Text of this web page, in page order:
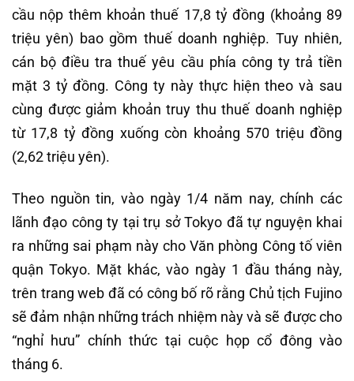
cầu nộp thêm khoản thuế 17,8 tỷ đồng (khoảng 89
triệu yên) bao gồm thuế doanh nghiệp. Tuy nhiên,
cán bộ điều tra thuế yêu cầu phía công ty trả tiền
mặt 3 tỷ đồng. Công ty này thực hiện theo và sau
cùng được giảm khoản truy thu thuế doanh nghiệp
từ 17,8 tỷ đồng xuống còn khoảng 570 triệu đồng
(2,62 triệu yên).
Theo nguồn tin, vào ngày 1/4 năm nay, chính các
lãnh đạo công ty tại trụ sở Tokyo đã tự nguyện khai
ra những sai phạm này cho Văn phòng Công tố viên
quận Tokyo. Mặt khác, vào ngày 1 đầu tháng này,
trên trang web đã có công bố rõ rằng Chủ tịch Fujino
sẽ đảm nhận những trách nhiệm này và sẽ được cho
“nghỉ hưu” chính thức tại cuộc họp cổ đông vào
tháng 6.